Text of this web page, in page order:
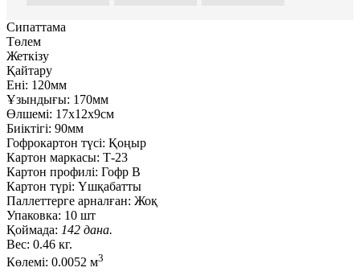
Сипаттама
Төлем
Жеткізу
Қайтару
Ені: 120мм
Ұзындығы: 170мм
Өлшемі: 17х12х9см
Биіктігі: 90мм
Гофрокартон түсі: Қоңыр
Картон маркасы: Т-23
Картон профилі: Гофр В
Картон түрі: Үшқабатты
Паллеттерге арналған: Жоқ
Упаковка: 10 шт
Қоймада: 142 дана.
Вес: 0.46 кг.
Көлемі: 0.0052 м3